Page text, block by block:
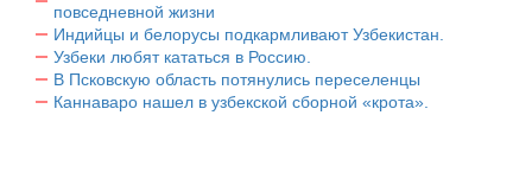
повседневной жизни
Индийцы и белорусы подкармливают Узбекистан.
Узбеки любят кататься в Россию.
В Псковскую область потянулись переселенцы
Каннаваро нашел в узбекской сборной «крота».